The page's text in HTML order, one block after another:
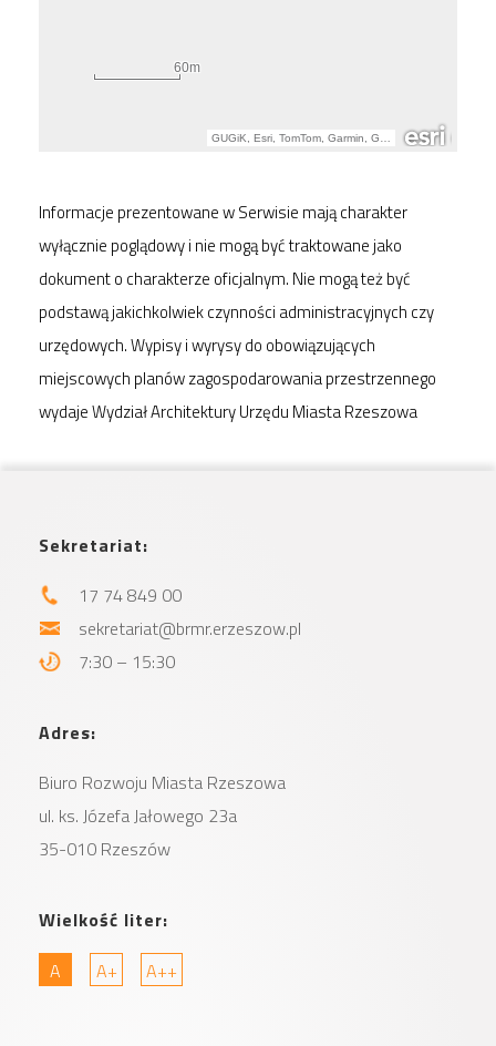
Informacje prezentowane w Serwisie mają charakter
wyłącznie poglądowy i nie mogą być traktowane jako
dokument o charakterze oficjalnym. Nie mogą też być
podstawą jakichkolwiek czynności administracyjnych czy
urzędowych. Wypisy i wyrysy do obowiązujących
miejscowych planów zagospodarowania przestrzennego
wydaje Wydział Architektury Urzędu Miasta Rzeszowa
Sekretariat:
17 74 849 00
sekretariat@brmr.erzeszow.pl
7:30 – 15:30
Adres:
Biuro Rozwoju Miasta Rzeszowa
ul. ks. Józefa Jałowego 23a
35-010 Rzeszów
Wielkość liter:
A
A+ A++